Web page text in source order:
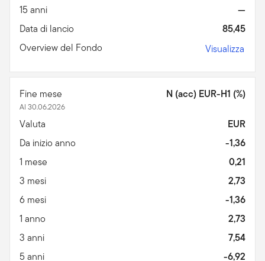
15 anni
—
Data di lancio
85,45
Overview del Fondo
Visualizza
Fine mese
Al 30.06.2026
N (acc) EUR-H1 (%)
Valuta
EUR
Da inizio anno
-1,36
1 mese
0,21
3 mesi
2,73
6 mesi
-1,36
1 anno
2,73
3 anni
7,54
5 anni
-6,92